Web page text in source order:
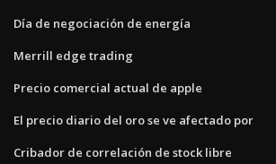
Día de negociación de energía
Merrill edge trading
Precio comercial actual de apple
El precio diario del oro se ve afectado por
Cribador de correlación de stock libre